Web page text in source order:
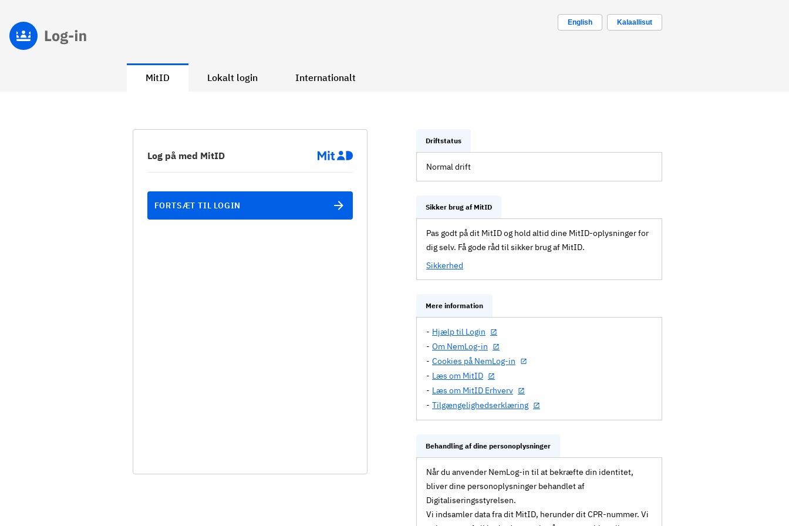
English Kalaallisut
MitID Lokalt login Internationalt
Log på med MitID
FORTSÆT TIL LOGIN
Driftstatus
Normal drift
Sikker brug af MitID
Pas godt på dit MitID og hold altid dine MitID-oplysninger for
dig selv. Få gode råd til sikker brug af MitID.
Sikkerhed
Mere information
Hjælp til Login
Om NemLog-in
Cookies på NemLog-in
Læs om MitID
Læs om MitID Erhverv
Tilgængelighedserklæring
Behandling af dine personoplysninger
Når du anvender NemLog-in til at bekræfte din identitet,
bliver dine personoplysninger behandlet af
Digitaliseringsstyrelsen.
Vi indsamler data fra dit MitID, herunder dit CPR-nummer. Vi